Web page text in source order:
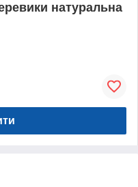
натуральна